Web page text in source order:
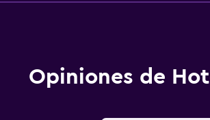
Opiniones de